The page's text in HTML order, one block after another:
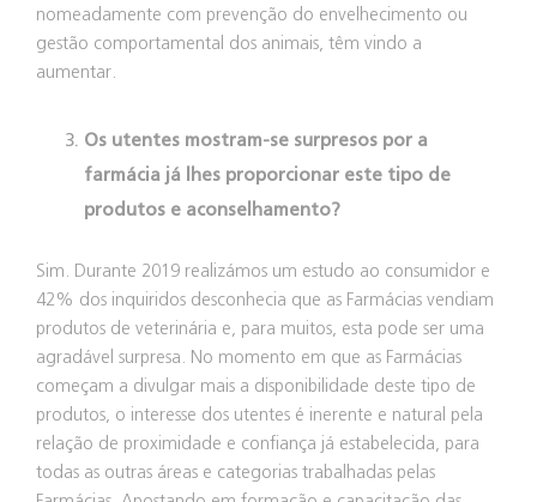
nomeadamente com prevenção do envelhecimento ou
gestão comportamental dos animais, têm vindo a
aumentar.
Os utentes mostram-se surpresos por a
farmácia já lhes proporcionar este tipo de
produtos e aconselhamento?
Sim. Durante 2019 realizámos um estudo ao consumidor e
42% dos inquiridos desconhecia que as Farmácias vendiam
produtos de veterinária e, para muitos, esta pode ser uma
agradável surpresa. No momento em que as Farmácias
começam a divulgar mais a disponibilidade deste tipo de
produtos, o interesse dos utentes é inerente e natural pela
relação de proximidade e confiança já estabelecida, para
todas as outras áreas e categorias trabalhadas pelas